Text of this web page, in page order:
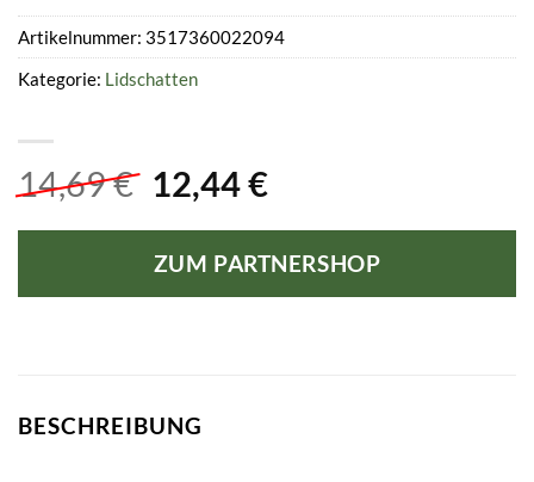
14,69€ Ursprünglicher
Preis
war:
14,69 €
12,44€Aktueller
ist:
12,44 €.
ZUM PARTNERSHOP
Artikelnummer: 3517360022094
Kategorie: Lidschatten
BESCHREIBUNG